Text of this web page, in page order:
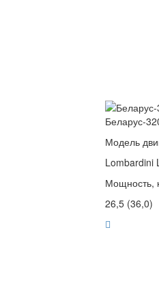
Беларус-
Модель
Lombardini
Мощность,
26,5 (36,0)